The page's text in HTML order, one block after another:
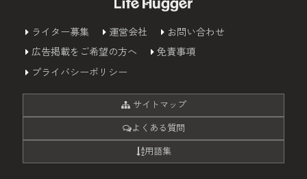
ライター募集 運営会社
お問い合わせ
広告掲載をご希望の方へ
免責事項
プライバシーポリシー
サイトマップ
よくある質問
用語集